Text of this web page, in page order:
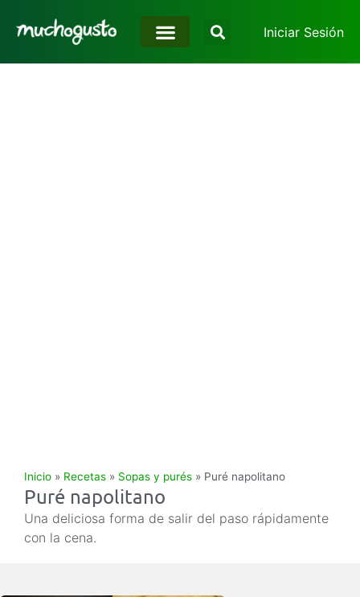
Iniciar Sesión
Inicio » Recetas » Sopas y purés » Puré napolitano
Puré napolitano
Una deliciosa forma de salir del paso rápidamente
con la cena.